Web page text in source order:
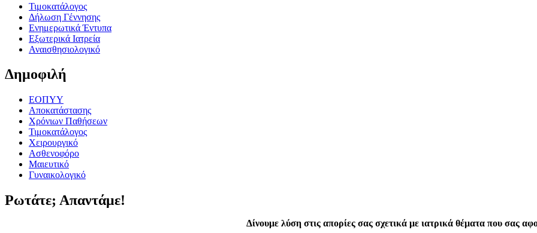
Τιμοκατάλογος
Δήλωση Γέννησης
Ενημερωτικά Έντυπα
Εξωτερικά Ιατρεία
Αναισθησιολογικό
Δημοφιλή
ΕΟΠΥΥ
Αποκατάστασης
Χρόνιων Παθήσεων
Τιμοκατάλογος
Χειρουργικό
Ασθενοφόρο
Μαιευτικό
Γυναικολογικό
Ρωτάτε; Απαντάμε!
Δίνουμε λύση στις απορίες σας σχετικά με ιατρικά θέματα που σας